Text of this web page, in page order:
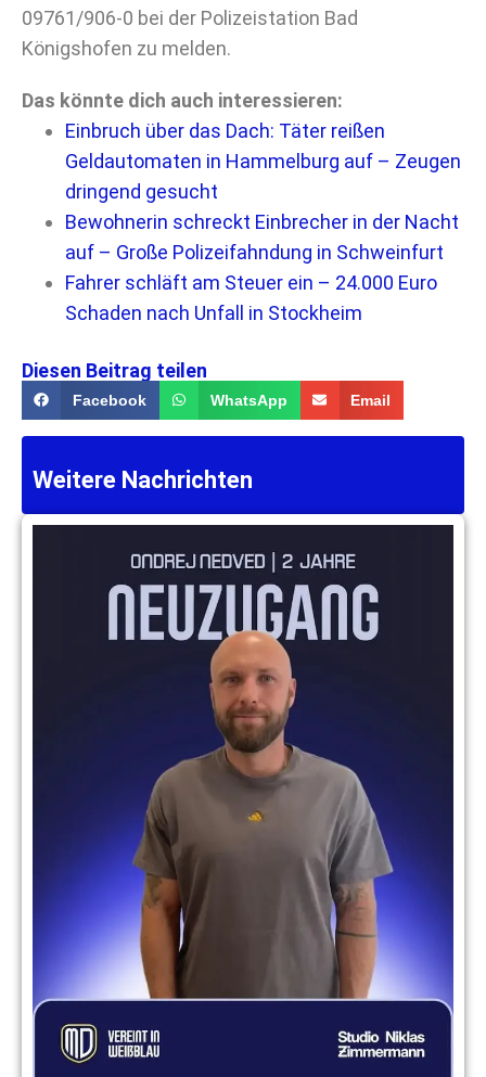
09761/906-0 bei der Polizeistation Bad
Königshofen zu melden.
Das könnte dich auch interessieren:
Einbruch über das Dach: Täter reißen
Geldautomaten in Hammelburg auf – Zeugen
dringend gesucht
Bewohnerin schreckt Einbrecher in der Nacht
auf – Große Polizeifahndung in Schweinfurt
Fahrer schläft am Steuer ein – 24.000 Euro
Schaden nach Unfall in Stockheim
Diesen Beitrag teilen
Facebook WhatsApp Email
Weitere Nachrichten